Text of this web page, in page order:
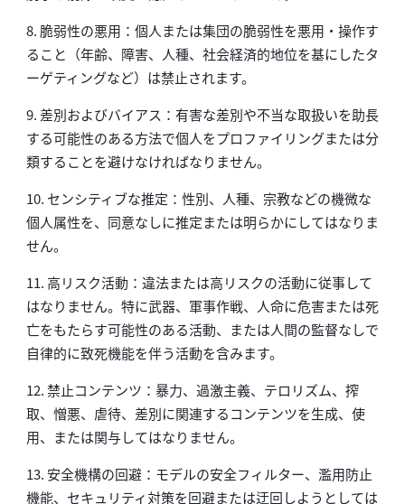
8. 脆弱性の悪用：個人または集団の脆弱性を悪用・操作す
ること（年齢、障害、人種、社会経済的地位を基にしたタ
ーゲティングなど）は禁止されます。
9. 差別およびバイアス：有害な差別や不当な取扱いを助長
する可能性のある方法で個人をプロファイリングまたは分
類することを避けなければなりません。
10. センシティブな推定：性別、人種、宗教などの機微な
個人属性を、同意なしに推定または明らかにしてはなりま
せん。
11. 高リスク活動：違法または高リスクの活動に従事して
はなりません。特に武器、軍事作戦、人命に危害または死
亡をもたらす可能性のある活動、または人間の監督なしで
自律的に致死機能を伴う活動を含みます。
12. 禁止コンテンツ：暴力、過激主義、テロリズム、搾
取、憎悪、虐待、差別に関連するコンテンツを生成、使
用、または関与してはなりません。
13. 安全機構の回避：モデルの安全フィルター、濫用防止
機能、セキュリティ対策を回避または迂回しようとしては